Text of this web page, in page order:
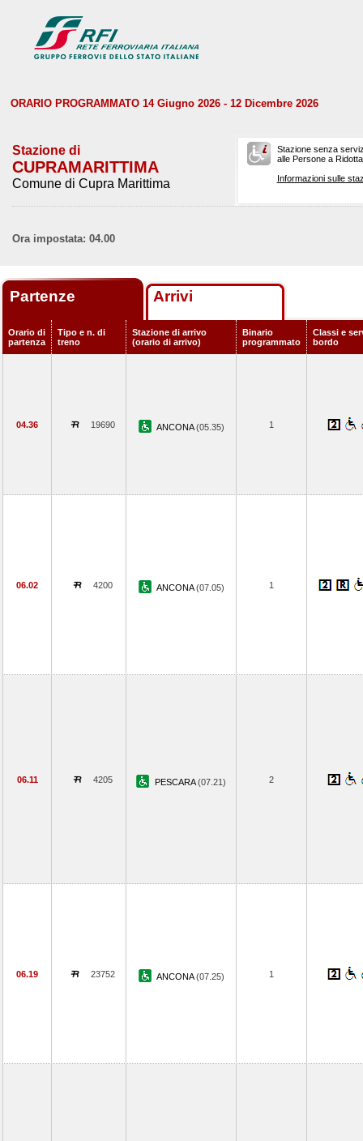
ORARIO PROGRAMMATO 14 Giugno 2026 - 12 Dicembre 2026
Stazione di
CUPRAMARITTIMA
Comune di Cupra Marittima
Stazione senza
alle Persone a
Informazioni sulle
Ora impostata: 04.00
Partenze Arrivi
Orario di
partenza
Tipo e n. di
treno
Stazione di arrivo
(orario di arrivo)
Binario
programmato
Classi e
bordo
04.36 19690 ANCONA(05.35) 1
06.02 4200 ANCONA(07.05) 1
06.11 4205 PESCARA(07.21) 2
06.19 23752 ANCONA(07.25) 1